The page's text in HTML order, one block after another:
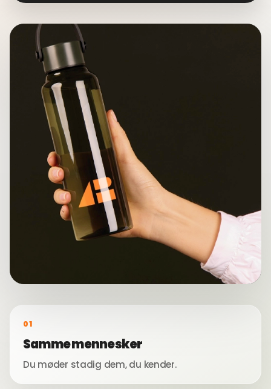
01
Samme mennesker
Du møder stadig dem, du kender.